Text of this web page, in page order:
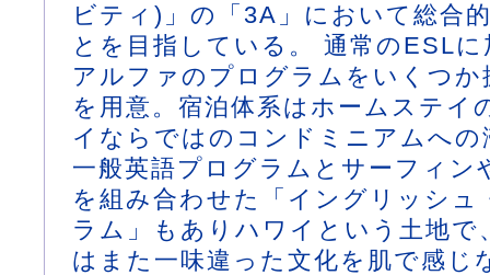
ビティ)」の「3A」において総合
とを目指している。 通常のESL
アルファのプログラムをいくつ
を用意。宿泊体系はホームステイ
イならではのコンドミニアムへの
一般英語プログラムとサーフィン
を組み合わせた「イングリッシュ
ラム」もありハワイという土地で
はまた一味違った文化を肌で感じ